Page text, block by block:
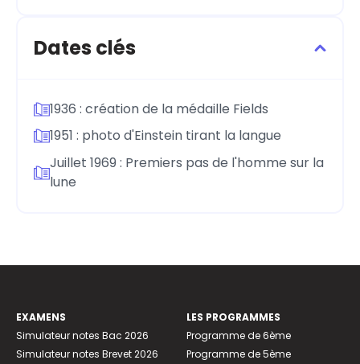
Dates clés
1936 : création de la médaille Fields
1951 : photo d'Einstein tirant la langue
Juillet 1969 : Premiers pas de l'homme sur la
lune
EXAMENS
Simulateur notes Bac 2026
Simulateur notes Brevet 2026
LES PROGRAMMES
Programme de 6ème
Programme de 5ème